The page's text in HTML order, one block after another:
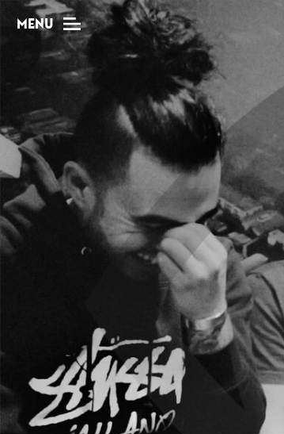
MENU
MAG
Dossiers
Tops
Interviews
Chroniques
Sorties
Newsletter